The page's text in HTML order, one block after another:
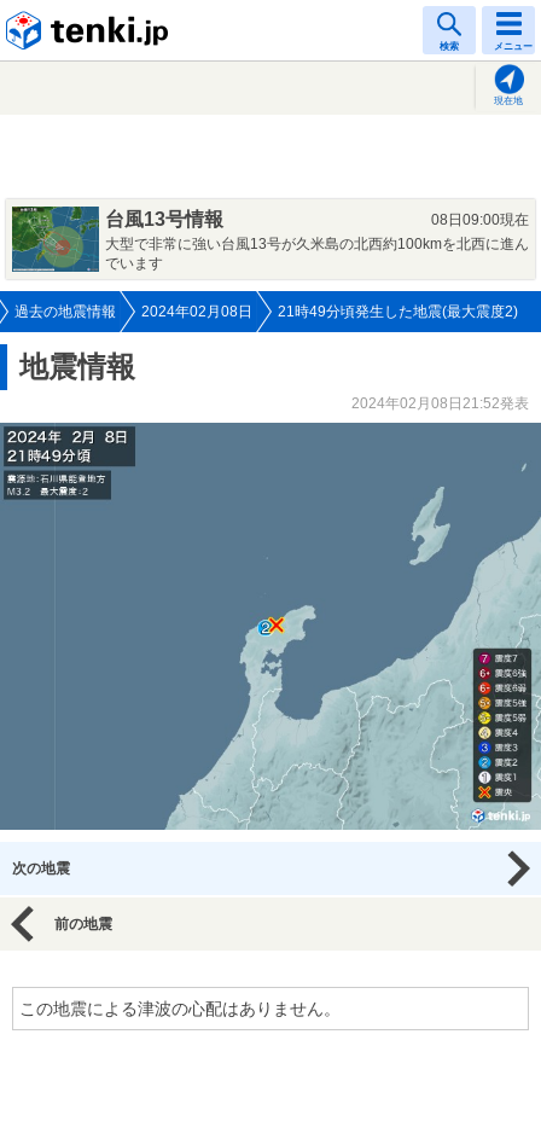
検索 メニュー
現在地
台風13号情報
08日09:00現在
大型で非常に強い台風13号が久米島の北西約100kmを北西に進ん
でいます
過去の地震情報 2024年02月08日 21時49分頃発生した地震(最大震度2)
地震情報
2024年02月08日21:52発表
次の地震
前の地震
この地震による津波の心配はありません。